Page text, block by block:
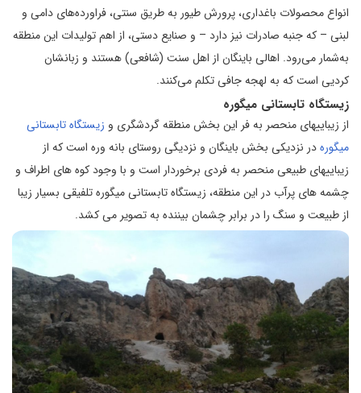
انواع محصولات باغداری، پرورش طیور به طریق سنتی، فراورده‌های دامی و
لبنی – که جنبه صادرات نیز دارد – و صنایع دستی، از اهم تولیدات این منطقه
به‌شمار می‌رود. اهالى‌ باينگان‌ از اهل‌ سنت‌ (شافعى‌) هستند و زبانشان‌
كرديی است‌ كه‌ به‌ لهجه جافى‌ تكلم‌ مى‌كنند.
زیستگاه تابستانی میگوره
از زیباییهای منحصر به فر این بخش منطقه گردشگری و زیستگاه تابستانی
میگورهدر نزدیکی بخش باینگان و نزدیگی روستای بانه وره است که از
زیباییهای طبیعی منحصر به فردی برخوردار است و با وجود کوه ‌های اطراف و
چشمه‌ های پرآب در این منطقه، زیستگاه تابستانی میگوره تلفیقی بسیار زیبا
از طبیعت و سنگ را در برابر چشمان بیننده به تصویر می کشد.